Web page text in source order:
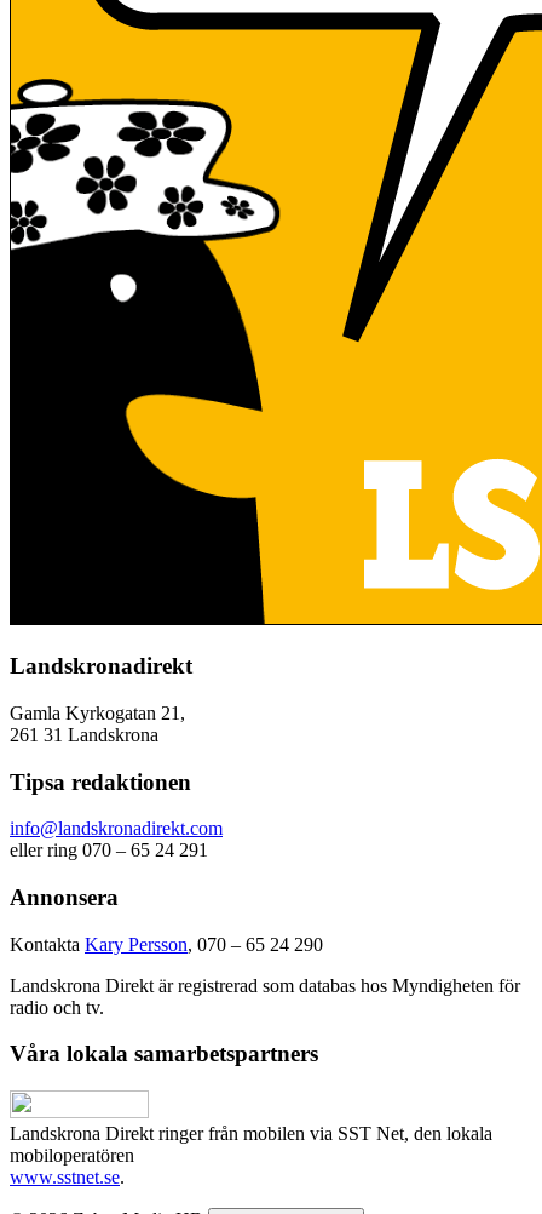
Landskronadirekt
Gamla Kyrkogatan 21,
261 31 Landskrona
Tipsa redaktionen
info@landskronadirekt.com
eller ring 070 – 65 24 291
Annonsera
Kontakta Kary Persson, 070 – 65 24 290
Landskrona Direkt är registrerad som databas hos Myndigheten för
radio och tv.
Våra lokala samarbetspartners
Landskrona Direkt ringer från mobilen via SST Net, den lokala
mobiloperatören
www.sstnet.se.